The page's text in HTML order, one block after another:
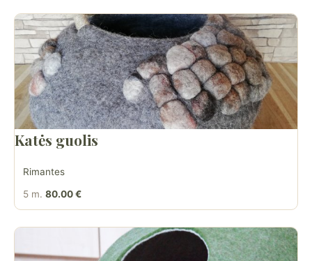
Katės guolis
Rimantes
5 m. 80.00 €